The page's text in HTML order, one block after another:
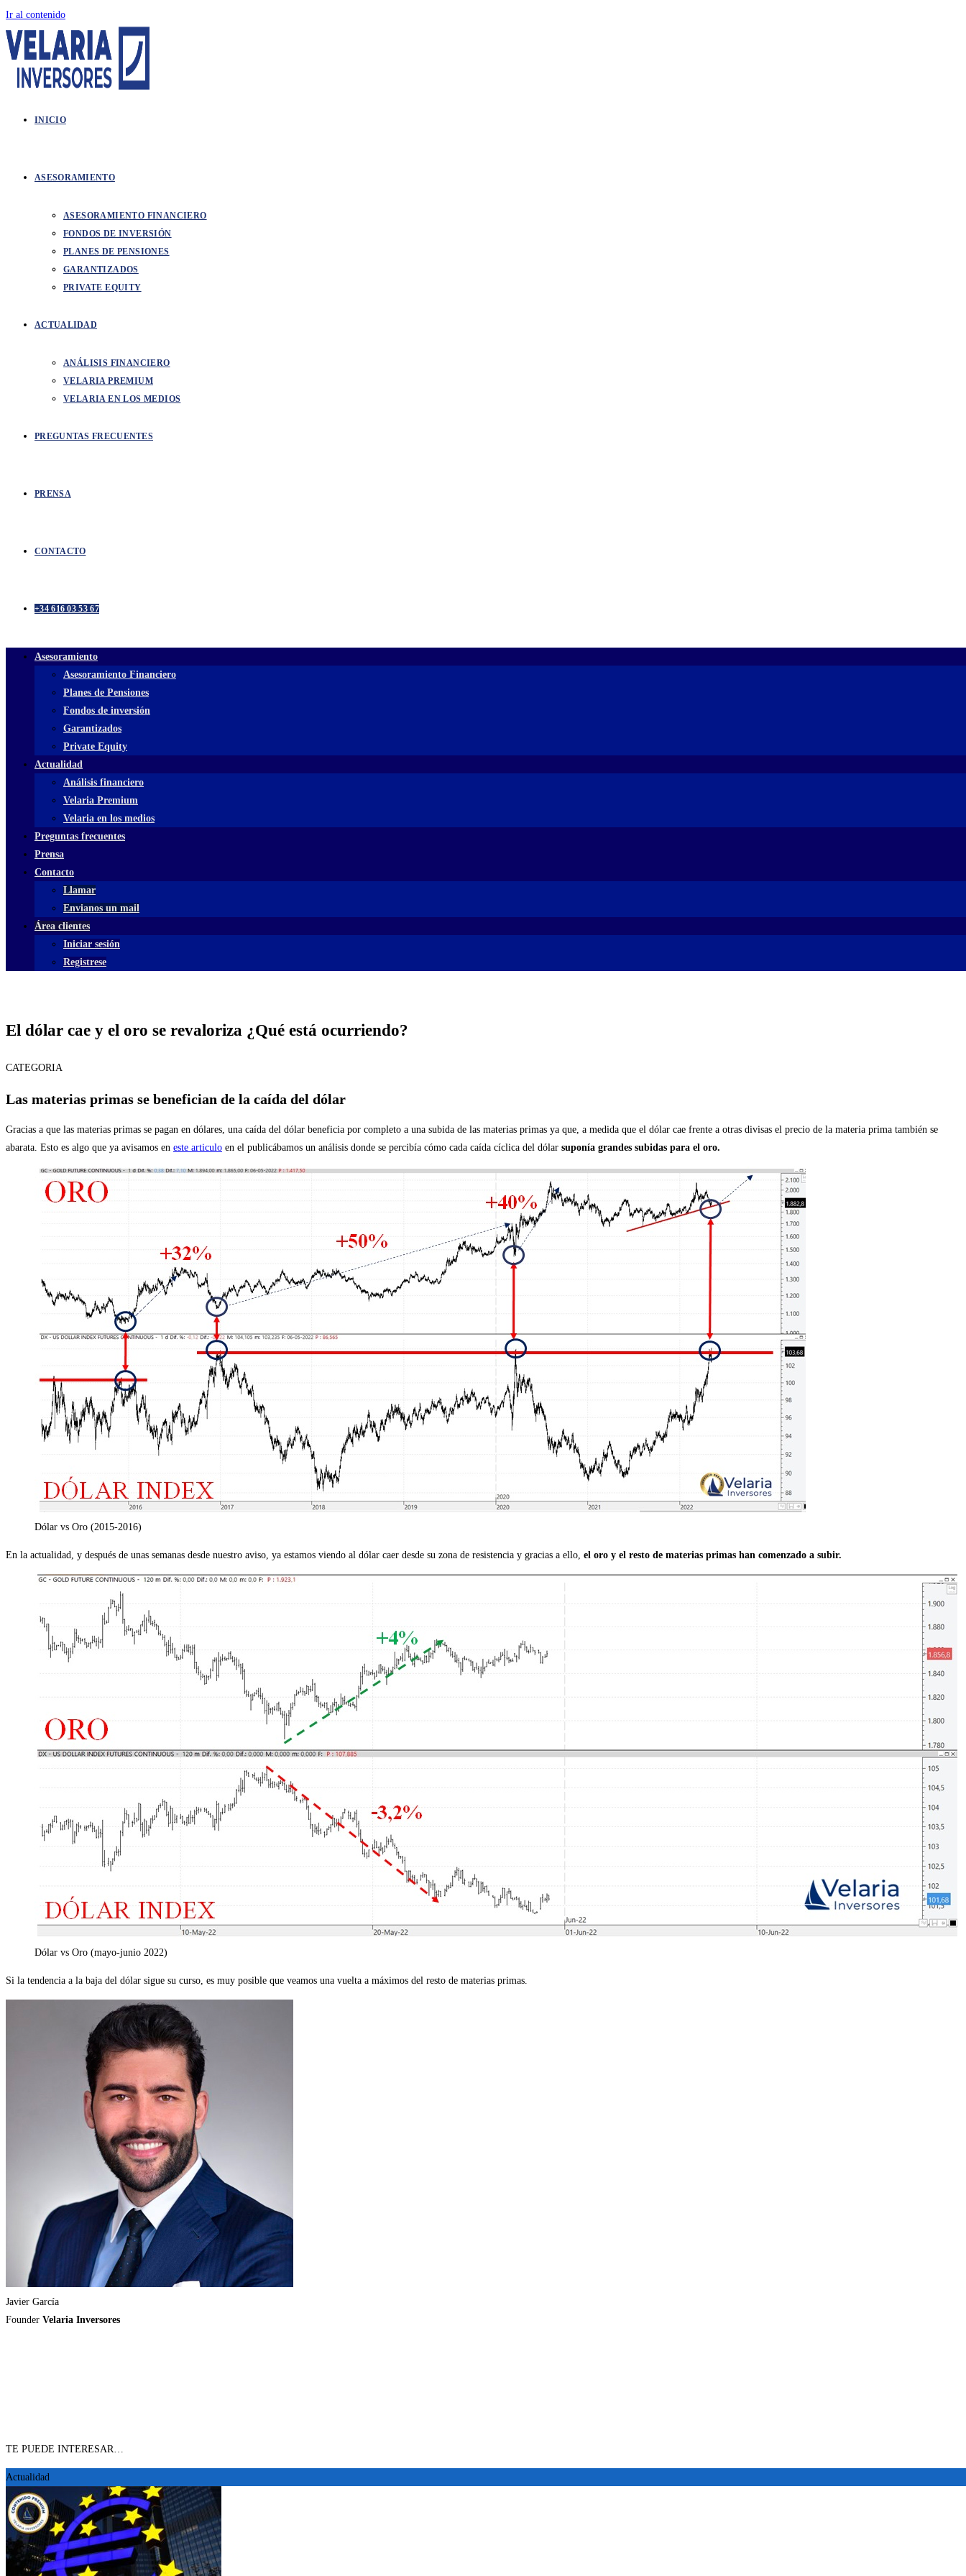
Ir al contenido
INICIO
ASESORAMIENTO
ASESORAMIENTO FINANCIERO
FONDOS DE INVERSIÓN
PLANES DE PENSIONES
GARANTIZADOS
PRIVATE EQUITY
ACTUALIDAD
ANÁLISIS FINANCIERO
VELARIA PREMIUM
VELARIA EN LOS MEDIOS
PREGUNTAS FRECUENTES
PRENSA
CONTACTO
+34 616 03 53 67
Asesoramiento
Asesoramiento Financiero
Planes de Pensiones
Fondos de inversión
Garantizados
Private Equity
Actualidad
Análisis financiero
Velaria Premium
Velaria en los medios
Preguntas frecuentes
Prensa
Contacto
Llamar
Envianos un mail
Área clientes
Iniciar sesión
Registrese
El dólar cae y el oro se revaloriza ¿Qué está ocurriendo?
CATEGORIA
Las materias primas se benefician de la caída del dólar
Gracias a que las materias primas se pagan en dólares, una caída del dólar beneficia por completo a una subida de las materias primas ya que, a medida que el dólar cae frente a otras divisas el precio de la materia prima también se
abarata. Esto es algo que ya avisamos en este articulo en el publicábamos un análisis donde se percibía cómo cada caída cíclica del dólar suponía grandes subidas para el oro.
Dólar vs Oro (2015-2016)
En la actualidad, y después de unas semanas desde nuestro aviso, ya estamos viendo al dólar caer desde su zona de resistencia y gracias a ello, el oro y el resto de materias primas han comenzado a subir.
Dólar vs Oro (mayo-junio 2022)
Si la tendencia a la baja del dólar sigue su curso, es muy posible que veamos una vuelta a máximos del resto de materias primas.
Javier García
Founder Velaria Inversores
TE PUEDE INTERESAR…
Actualidad